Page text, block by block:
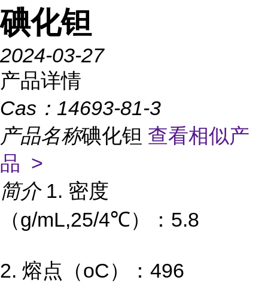
碘化钽
2024-03-27
产品详情
Cas： 14693-81-3
产品名称碘化钽 查看相似产
品 >
简介 1. 密度
（g/mL,25/4℃）：5.8
2. 熔点（oC）：496